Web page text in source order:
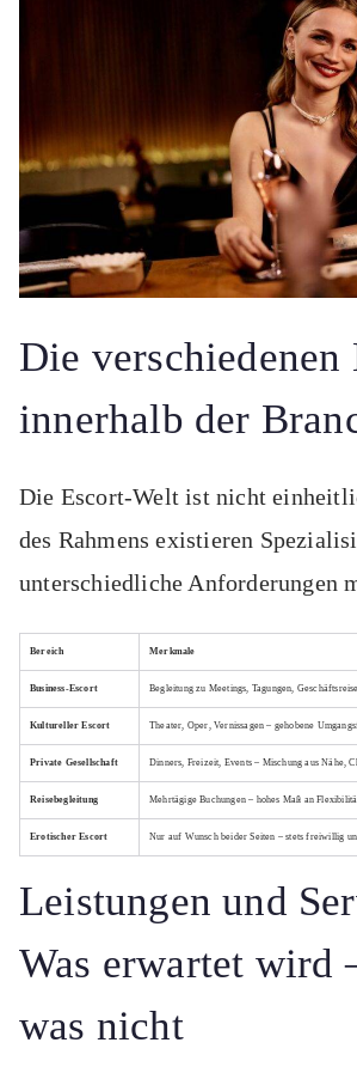
Die verschiedenen
innerhalb der
Die Escort-Welt ist nicht
des Rahmens existieren
unterschiedliche Anforderungen
Bereich Merkmale
Business-Escort Begleitung zu Meetings, Tagungen,
Kultureller Escort Theater, Oper, Vernissagen – gehobene
Private Gesellschaft Dinners, Freizeit, Events – Mischung aus Nähe,
Reisebegleitung Mehrtägige Buchungen – hohes Maß an
Erotischer Escort Nur auf Wunsch beider Seiten – stets freiwillig
Leistungen und
Was erwartet wird
was nicht